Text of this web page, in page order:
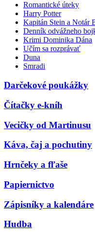
Romantické úteky
Harry Potter
Kapitán Stein a Notár
Denník odvážneho
Krimi Dominika Dána
Učím sa rozprávať
Duna
Smradi
Darčekové poukážky
Čítačky e-kníh
Vecičky od Martinusu
Káva, čaj a pochutiny
Hrnčeky a fľaše
Papiernictvo
Zápisníky a kalendáre
Hudba